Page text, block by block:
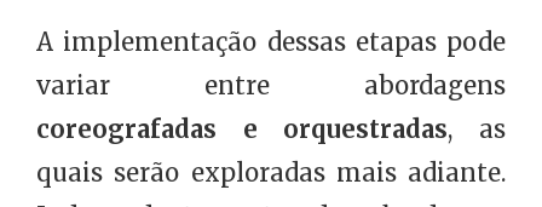
A implementação dessas etapas pode
variar entre abordagens
coreografadas e orquestradas, as
quais serão exploradas mais adiante.